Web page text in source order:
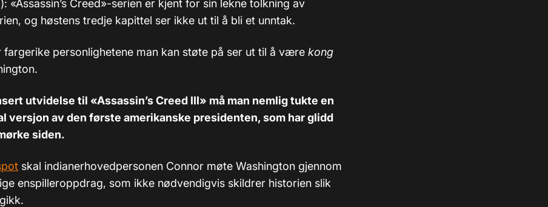
«Assassin’s Creed»-serien er kjent for sin lekne tolkning av
og høstens tredje kapittel ser ikke ut til å bli et unntak.
fargerike personlighetene man kan støte på ser ut til å være kong
utvidelse til «Assassin’s Creed III» må man nemlig tukte en
versjon av den første amerikanske presidenten, som har glidd
siden.
skal indianerhovedpersonen Connor møte Washington gjennom
enspilleroppdrag, som ikke nødvendigvis skildrer historien slik
gikk.